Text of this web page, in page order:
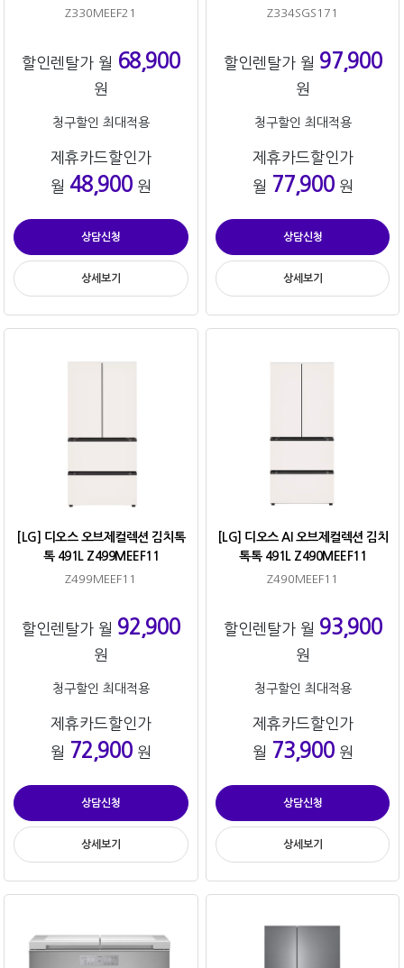
Z330MEEF21
할인렌탈가 월 68,900
원
청구할인 최대적용
제휴카드할인가
월 48,900원
상담신청
상세보기
Z334SGS171
할인렌탈가 월 97,900
원
청구할인 최대적용
제휴카드할인가
월 77,900원
상담신청
상세보기
[LG] 디오스 오브제컬렉션 김치톡
톡 491L Z499MEEF11
Z499MEEF11
할인렌탈가 월 92,900
원
청구할인 최대적용
제휴카드할인가
월 72,900원
상담신청
상세보기
[LG] 디오스 AI 오브제컬렉션 김치
톡톡 491L Z490MEEF11
Z490MEEF11
할인렌탈가 월 93,900
원
청구할인 최대적용
제휴카드할인가
월 73,900원
상담신청
상세보기